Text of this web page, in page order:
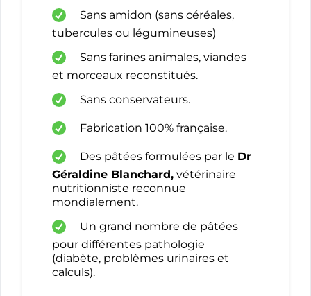
Sans amidon (sans céréales,
tubercules ou légumineuses)
Sans farines animales, viandes
et morceaux reconstitués.
Sans conservateurs.
Fabrication 100% française.
Des pâtées formulées par le Dr
Géraldine Blanchard, vétérinaire
nutritionniste reconnue
mondialement.
Un grand nombre de pâtées
pour différentes pathologie
(diabète, problèmes urinaires et
calculs).